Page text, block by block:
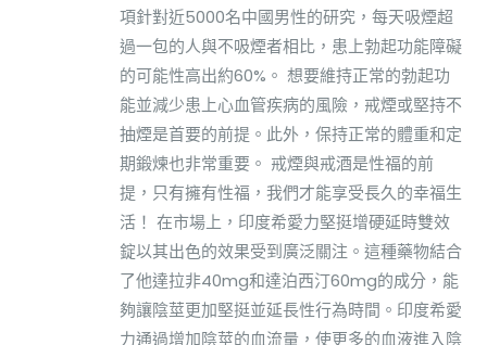
項針對近5000名中國男性的研究，每天吸煙超
過一包的人與不吸煙者相比，患上勃起功能障礙
的可能性高出約60%。 想要維持正常的勃起功
能並減少患上心血管疾病的風險，戒煙或堅持不
抽煙是首要的前提。此外，保持正常的體重和定
期鍛煉也非常重要。 戒煙與戒酒是性福的前
提，只有擁有性福，我們才能享受長久的幸福生
活！ 在市場上，印度希愛力堅挺增硬延時雙效
錠以其出色的效果受到廣泛關注。這種藥物結合
了他達拉非40mg和達泊西汀60mg的成分，能
夠讓陰莖更加堅挺並延長性行為時間。印度希愛
力通過增加陰莖的血流量，使更多的血液進入陰